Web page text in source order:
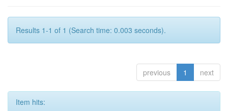
Results 1-1 of 1 (Search time: 0.003 seconds).
previous 1 next
Item hits: